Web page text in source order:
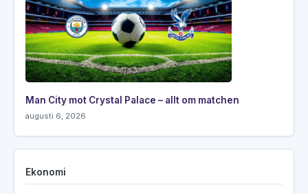
Man City mot Crystal Palace – allt om matchen
augusti 6, 2026
Ekonomi